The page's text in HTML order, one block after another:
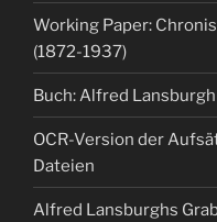
Working Paper:
(1872-1937)
Buch: Alfred
OCR-Version der
Dateien
Alfred Lansburghs